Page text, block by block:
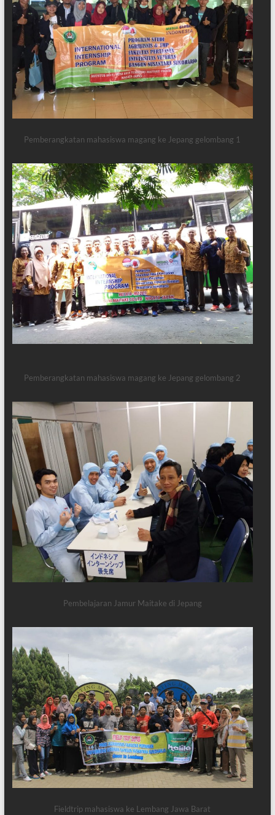
Pemberangkatan mahasiswa magang ke Jepang gelombang 1
Pemberangkatan mahasiswa magang ke Jepang gelombang 2
Pembelajaran Jamur Maitake di Jepang
Fieldtrip mahasiswa ke Lembang Jawa Barat